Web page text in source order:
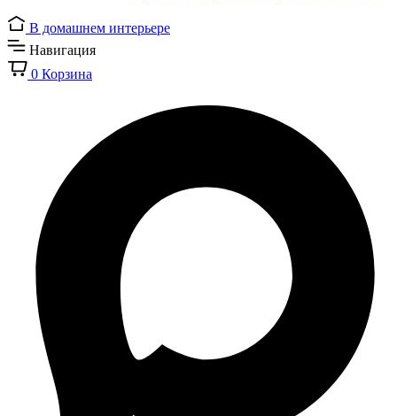
В домашнем интерьере
Навигация
0 Корзина